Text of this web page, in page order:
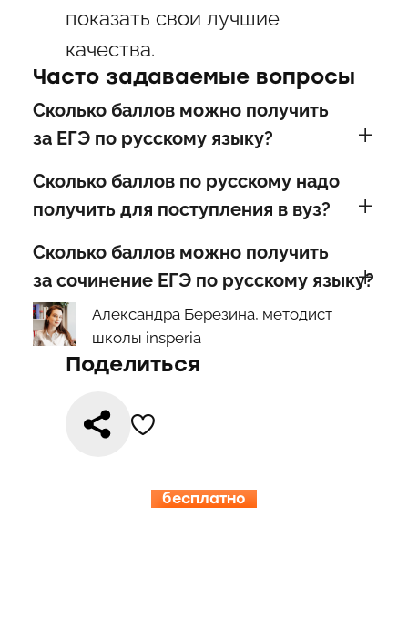
показать свои лучшие
качества.
Часто задаваемые вопросы
Сколько баллов можно получить
за ЕГЭ по русскому языку?
Сколько баллов по русскому надо
получить для поступления в вуз?
Сколько баллов можно получить
за сочинение ЕГЭ по русскому языку?
Александра Березина, методист
школы insperia
Поделиться
бесплатно